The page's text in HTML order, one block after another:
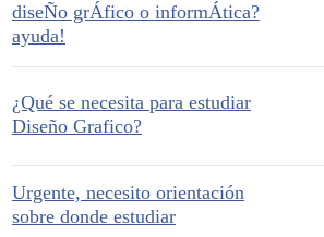
diseÑo grÁfico o informÁtica?
ayuda!
¿Qué se necesita para estudiar
Diseño Grafico?
Urgente, necesito orientación
sobre donde estudiar